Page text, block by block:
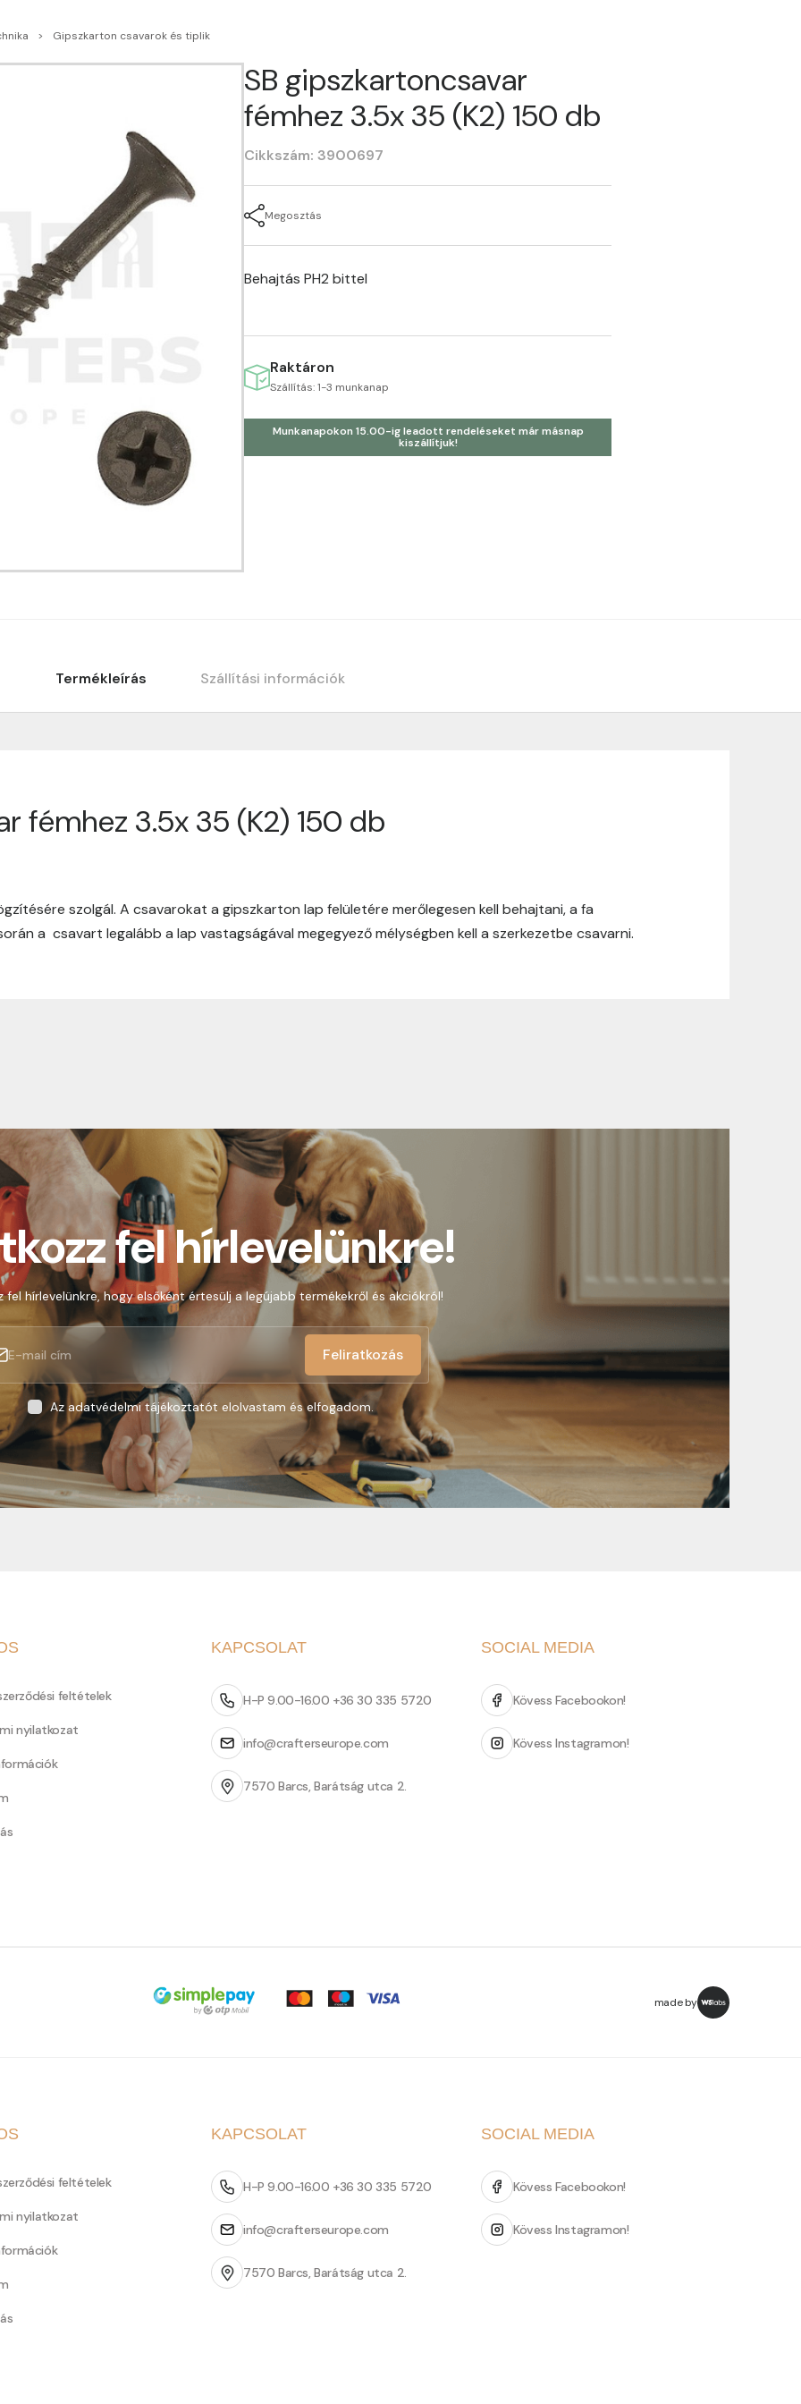
Gipszkarton csavarok és tiplik
SB gipszkartoncsavar
fémhez 3.5x 35 (K2) 150 db
Cikkszám: 3900697
Megosztás
Behajtás PH2 bittel
Raktáron
Szállítás: 1-3 munkanap
Munkanapokon 15.00-ig leadott rendeléseket már másnap
kiszállítjuk!
Termékleírás Szállítási információk
fémhez 3.5x 35 (K2) 150 db
szolgál. A csavarokat a gipszkarton lap felületére merőlegesen kell behajtani, a fa
a csavart legalább a lap vastagságával megegyező mélységben kell a szerkezetbe csavarni.
vásárlásodhoz. Az alábbiakban megtalálod szállítási információinkat, hogy a vásárlásod
1-3 munkanapon belül kézbesítjük. Amennyiben valamilyen okból kifolyólag a szállítás
fel hírlevelünkre!
fel hírlevelünkre, hogy elsőként értesülj a legújabb termékekről és akciókról!
Feliratkozás
Az adatvédelmi tájékoztatót elolvastam és elfogadom.
feltételek
nyilatkozat
KAPCSOLAT
H-P 9.00-16.00 +36 30 335 5720
info@crafterseurope.com
7570 Barcs, Barátság utca 2.
SOCIAL MEDIA
Kövess Facebookon!
Kövess Instagramon!
made by
feltételek
nyilatkozat
KAPCSOLAT
H-P 9.00-16.00 +36 30 335 5720
info@crafterseurope.com
7570 Barcs, Barátság utca 2.
SOCIAL MEDIA
Kövess Facebookon!
Kövess Instagramon!